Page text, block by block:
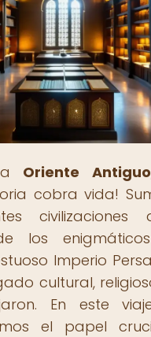
a Oriente Antiguo
cobra vida!
civilizaciones
los
Imperio
cultural,
En este
el papel